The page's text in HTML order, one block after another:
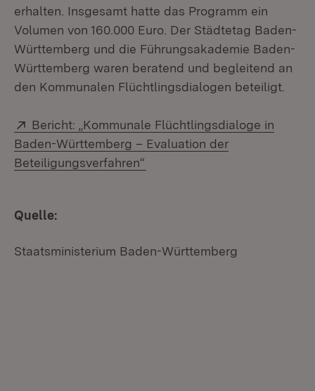
erhalten. Insgesamt hatte das Programm ein
Volumen von 160.000 Euro. Der Städtetag Baden-
Württemberg und die Führungsakademie Baden-
Württemberg waren beratend und begleitend an
den Kommunalen Flüchtlingsdialogen beteiligt.
Extern:
Bericht: „Kommunale Flüchtlingsdialoge in
Baden-Württemberg – Evaluation der
Beteiligungsverfahren“
Quelle:
Staatsministerium Baden-Württemberg